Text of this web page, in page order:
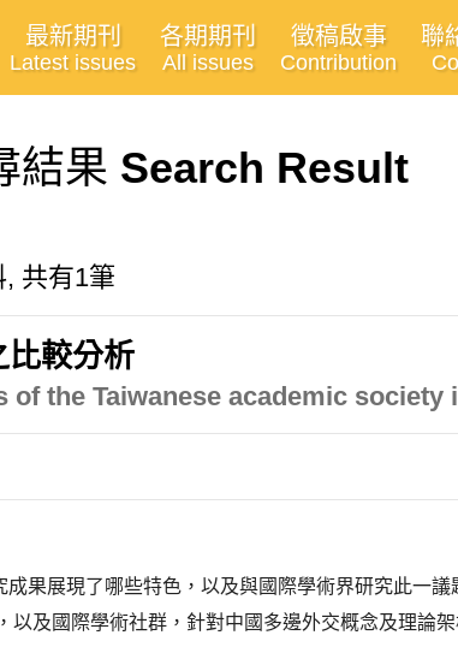
最新期刊
Latest issues
各期期刊
All issues
徵稿啟事
Contribution
聯
結果 Search Result
共有1筆
比較分析
of the Taiwanese academic
果展現了哪些特色，以及與國際學術界研究此一
及國際學術社群，針對中國多邊外交概念及理論